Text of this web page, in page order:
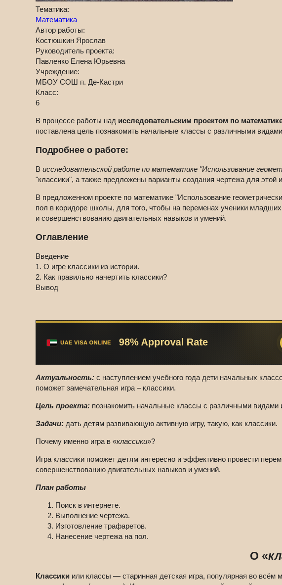
Тематика:
Математика
Автор работы:
Костюшкин Ярослав
Руководитель проекта:
Павленко Елена Юрьевна
Учреждение:
МБОУ СОШ п. Де-Кастри
Класс:
6
В процессе работы над исследовательским проектом по
поставлена цель познакомить начальные классы с различными
Подробнее о работе:
В исследовательской работе по математике "Использование
"классики", а также предложены варианты создания чертежа для этой
В предложенном проекте по математике "Использование
пол в коридоре школы, для того, чтобы на переменах ученики
и совершенствованию двигательных навыков и умений.
Оглавление
Введение
1. О игре классики из истории.
2. Как правильно начертить классики?
Вывод
Актуальность: с наступлением учебного года дети начальных
поможет замечательная игра – классики.
Цель проекта: познакомить начальные классы с различными видами
Задачи: дать детям развивающую активную игру, такую, как классики.
Почему именно игра в «классики»?
Игра классики поможет детям интересно и эффективно провести
совершенствованию двигательных навыков и умений.
План работы
Поиск в интернете.
Выполнение чертежа.
Изготовление трафаретов.
Нанесение чертежа на пол.
О «
Классики или классы — старинная детская игра, популярная во